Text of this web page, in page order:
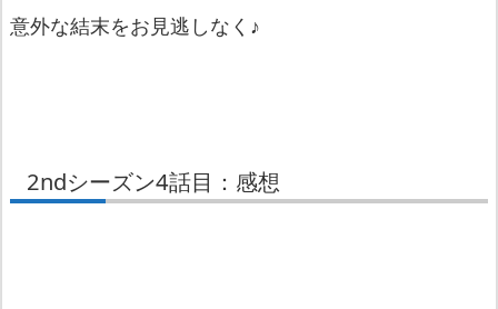
意外な結末をお見逃しなく♪
2ndシーズン4話目：感想